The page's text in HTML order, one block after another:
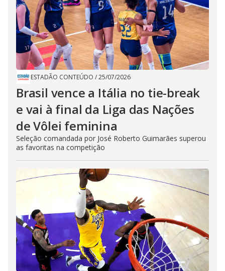
ESTADÃO CONTEÚDO /25/07/2026
Brasil vence a Itália no tie-break
e vai à final da Liga das Nações
de Vôlei feminina
Seleção comandada por José Roberto Guimarães superou
as favoritas na competição